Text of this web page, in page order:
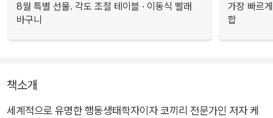
8월 특별 선물. 각도 조절 테이블 · 이동식 빨래
바구니
가장 빠르
합
책소개
세계적으로 유명한 행동생태학자이자 코끼리 전문가인 저자 케